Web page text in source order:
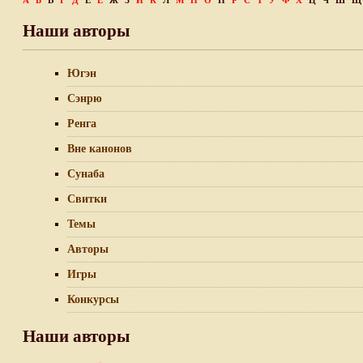
Наши авторы
Югэн
Сэнрю
Ренга
Вне канонов
Сунаба
Свитки
Темы
Авторы
Игры
Конкурсы
Наши авторы